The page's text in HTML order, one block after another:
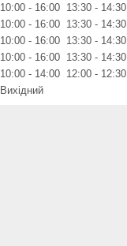
10:00 16:00 13:30
14:30
10:00 16:00 13:30
14:30
10:00 16:00 13:30
14:30
10:00 16:00 13:30
14:30
10:00 14:00 12:00
12:30
Вихідний